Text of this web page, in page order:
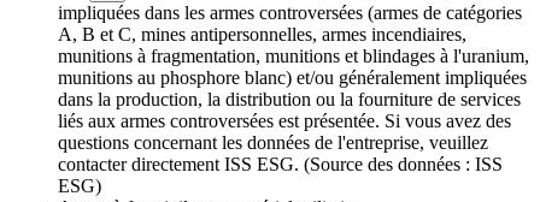
impliquées dans les armes controversées (armes de catégories
A, B et C, mines antipersonnelles, armes incendiaires,
munitions à fragmentation, munitions et blindages à l'uranium,
munitions au phosphore blanc) et/ou généralement impliquées
dans la production, la distribution ou la fourniture de services
liés aux armes controversées est présentée. Si vous avez des
questions concernant les données de l'entreprise, veuillez
contacter directement ISS ESG. (Source des données : ISS
ESG)